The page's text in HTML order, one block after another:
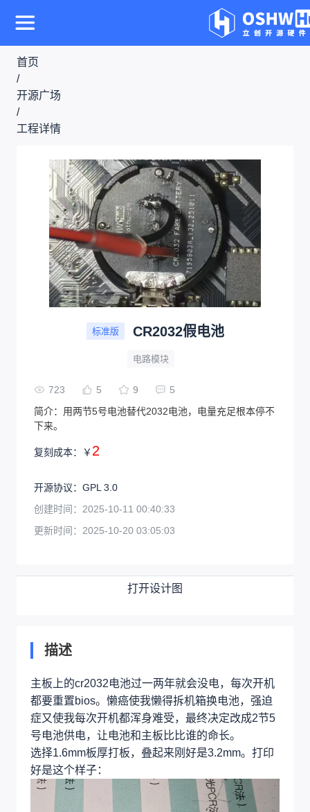
首页
/
开源广场
/
工程详情
标准版 CR2032假电池
电路模块
723 5 9
5
简介： 用两节5号电池替代2032电池，电量充足根本停不
下来。
复刻成本： ￥ 2
开源协议： GPL 3.0
创建时间： 2025-10-11 00:40:33
更新时间： 2025-10-20 03:05:03
打开设计图
描述
主板上的cr2032电池过一两年就会没电，每次开机
都要重置bios。懒癌使我懒得拆机箱换电池，强迫
症又使我每次开机都浑身难受，最终决定改成2节5
号电池供电，让电池和主板比比谁的命长。
选择1.6mm板厚打板，叠起来刚好是3.2mm。打印
好是这个样子：